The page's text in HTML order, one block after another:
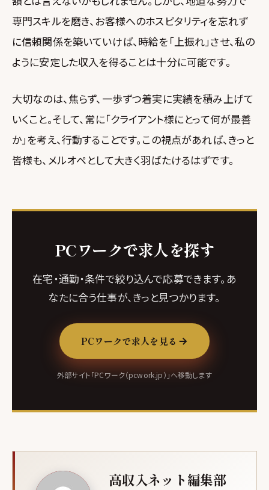
専門スキルを磨き、お客様へのホスピタリティを忘れず
に信頼関係を築いていけば、時給を「上振れ」させ、私の
ように安定した収入を得ることは十分に可能です。
大切なのは、焦らず、一歩ずつ着実に実績を積み上げて
いくこと。そして、常に「クライアント様にとって何が最善
か」を考え、行動することです。この視点があれば、きっと
皆様も、メルオペとして大きく羽ばたけるはずです。
PCワークで求人を探す
在宅・通勤・条件で絞り込んで応募できます。あ
なたに合う仕事が、きっと見つかります。
PCワークで求人を見る
外部サイト「PCワーク（pcwork.jp）」へ移動します
高収入ネット編集部